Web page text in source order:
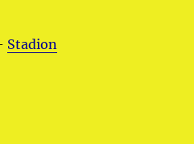
Stadion